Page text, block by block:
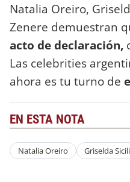
Natalia Oreiro,
Zenere demuestran
acto de declaración,
Las celebrities
ahora es tu turno de
EN ESTA NOTA
Natalia Oreiro Griselda